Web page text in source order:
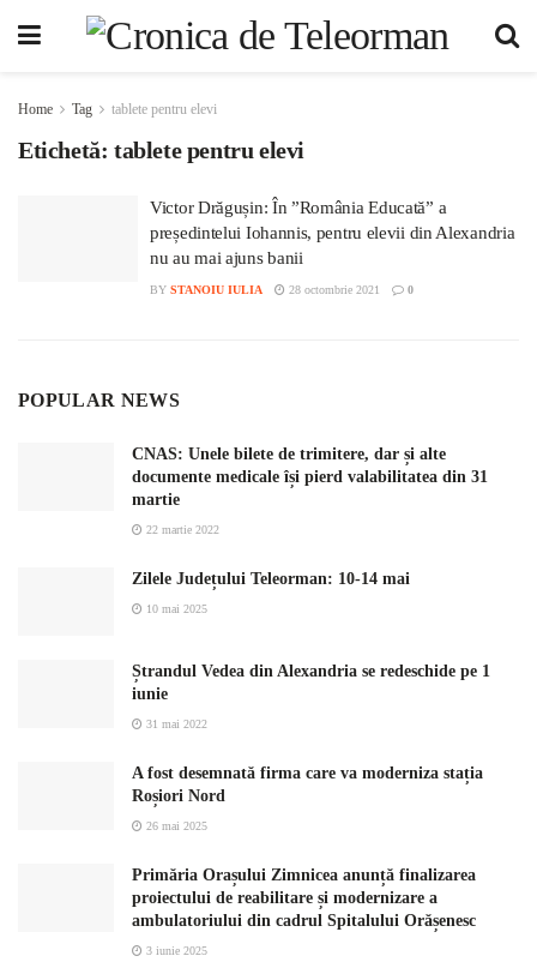
Home Tag tablete pentru elevi
Etichetă: tablete pentru elevi
Victor Drăgușin: În ”România Educată” a
președintelui Iohannis, pentru elevii din Alexandria
nu au mai ajuns banii
BY STANOIU IULIA 28 octombrie 2021 0
POPULAR NEWS
CNAS: Unele bilete de trimitere, dar și alte
documente medicale își pierd valabilitatea din 31
martie
22 martie 2022
Zilele Județului Teleorman: 10-14 mai
10 mai 2025
Ștrandul Vedea din Alexandria se redeschide pe 1
iunie
31 mai 2022
A fost desemnată firma care va moderniza stația
Roșiori Nord
26 mai 2025
Primăria Orașului Zimnicea anunță finalizarea
proiectului de reabilitare și modernizare a
ambulatoriului din cadrul Spitalului Orășenesc
3 iunie 2025